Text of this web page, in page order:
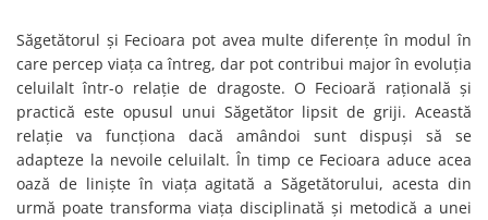
Săgetătorul și Fecioara pot avea multe diferențe în modul în
care percep viața ca întreg, dar pot contribui major în evoluția
celuilalt într-o relație de dragoste. O Fecioară rațională și
practică este opusul unui Săgetător lipsit de griji. Această
relație va funcționa dacă amândoi sunt dispuși să se
adapteze la nevoile celuilalt. În timp ce Fecioara aduce acea
oază de liniște în viața agitată a Săgetătorului, acesta din
urmă poate transforma viața disciplinată și metodică a unei